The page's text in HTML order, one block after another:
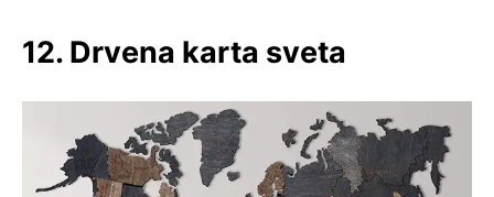
12. Drvena karta sveta